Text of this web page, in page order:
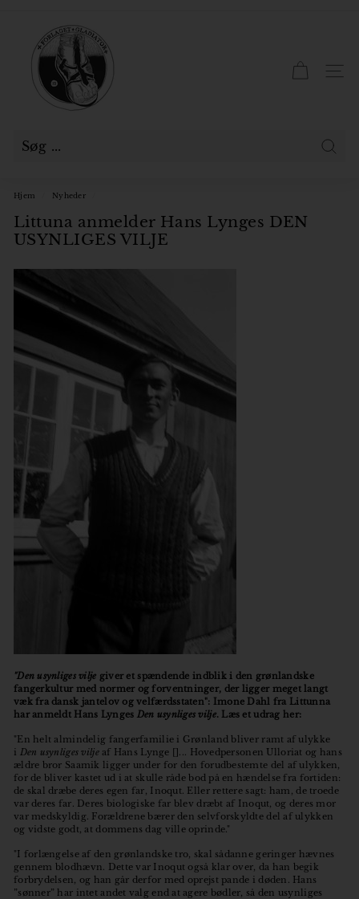
g
t
G
l
i
t
o
Hjem Nyheder
Littuna anmelder Hans Lynges DEN
USYNLIGES VILJE
"Den usynliges vilje giver et spændende indblik i den grønlandske
fangerkultur med normer og forventninger, der ligger meget langt
væk fra dansk jantelov og velfærdsstaten": Imone Dahl fra Littunna
har anmeldt Hans Lynges Den usynliges vilje. Læs et udrag her:
"En helt almindelig fangerfamilie i Grønland bliver ramt af ulykke
i Den usynliges viljeaf Hans Lynge []... Hovedpersonen Ulloriat og hans
ældre bror Saamik ligger under for den forudbestemte del af ulykken,
for de bliver kastet ud i at skulle råde bod på en hændelse fra fortiden:
de skal dræbe deres egen far, Inoqut. Eller rettere sagt: ham, de troede
var deres far. Deres biologiske far blev dræbt af Inoqut, og deres mor
var medskyldig. Forældrene bærer den selvforskyldte del af ulykken
og vidste godt, at dommens dag ville oprinde."
"I forlængelse af den grønlandske tro, skal sådanne geringer hævnes
gennem blodhævn. Dette var Inoqut også klar over, da han begik
forbrydelsen, og han går derfor med oprejst pande i døden. Hans
”sønner” har intet andet valg end at agere bødler, så den usynliges